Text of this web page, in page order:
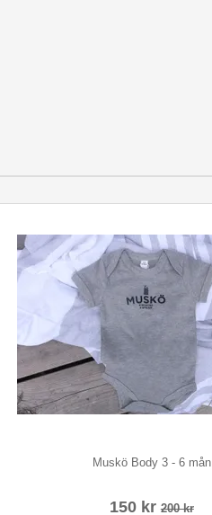
Muskö Body 3 - 6 mån
150 kr200 kr